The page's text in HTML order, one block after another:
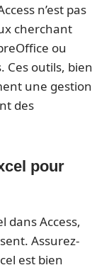
n’est pas
cherchant
ou
Ces outils, bien
une gestion
des
pour
dans Access,
Assurez-
est bien